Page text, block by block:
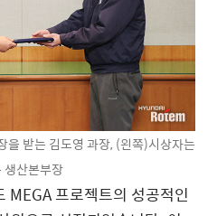
받는 김도영 과장, (왼쪽)시상자는
생산본부장
프로젝트의 성공적인